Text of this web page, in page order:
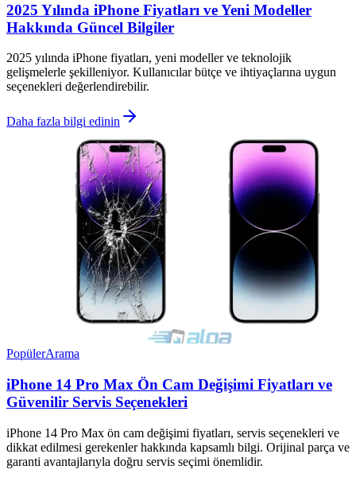
2025 Yılında iPhone Fiyatları ve Yeni Modeller
Hakkında Güncel Bilgiler
2025 yılında iPhone fiyatları, yeni modeller ve teknolojik
gelişmelerle şekilleniyor. Kullanıcılar bütçe ve ihtiyaçlarına uygun
seçenekleri değerlendirebilir.
Daha fazla bilgi edinin
PopülerArama
iPhone 14 Pro Max Ön Cam Değişimi Fiyatları ve
Güvenilir Servis Seçenekleri
iPhone 14 Pro Max ön cam değişimi fiyatları, servis seçenekleri ve
dikkat edilmesi gerekenler hakkında kapsamlı bilgi. Orijinal parça ve
garanti avantajlarıyla doğru servis seçimi önemlidir.